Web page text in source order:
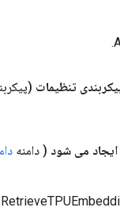
تنظیمات
ایجاد می شود ( دامنه